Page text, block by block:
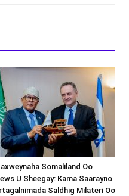
Somaliland Oo
U Sheegay: Kama Saarayno
Saldhig Milateri Oo